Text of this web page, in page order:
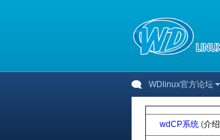
WDlinux官方论坛
wdCP系统 (介绍